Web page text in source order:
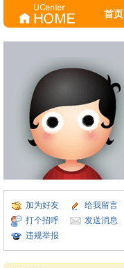
首页
加为好友
给我留言
打个招呼
发送消息
违规举报